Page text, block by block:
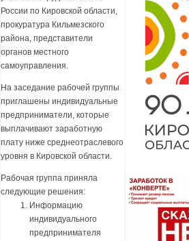
России по Кировской области,
прокуратура Кильмезского
района, представители
органов местного
самоуправления.
На заседание рабочей группы
приглашены индивидуальные
предприниматели, которые
выплачивают заработную
плату ниже среднеотраслевого
уровня в Кировской области.
Рабочая группа приняла
следующие решения:
Информацию
индивидуального
предпринимателя